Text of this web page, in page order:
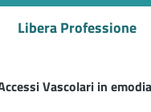
Libera Professione
Vascolari in